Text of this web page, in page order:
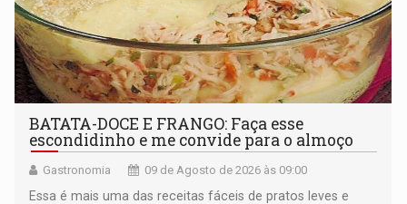
BATATA-DOCE E FRANGO: Faça esse
escondidinho e me convide para o almoço
Gastronomia 09 de Agosto de 2026 às 09:00
Essa é mais uma das receitas fáceis de pratos leves e